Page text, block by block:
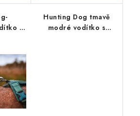
s
Hunting Dog tmavě
modré vodítko s